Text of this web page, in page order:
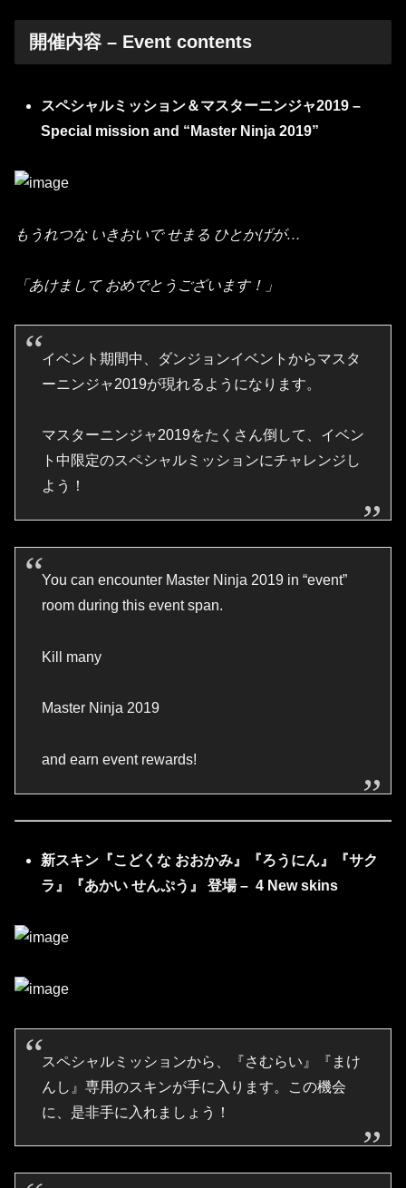
開催内容 – Event contents
スペシャルミッション＆マスターニンジャ2019 –
Special mission and “Master Ninja 2019”
もうれつな いきおいで せまる ひとかげが…
「あけまして おめでとうございます！」
イベント期間中、ダンジョンイベントからマスタ
ーニンジャ2019が現れるようになります。
マスターニンジャ2019をたくさん倒して、イベン
ト中限定のスペシャルミッションにチャレンジし
よう！
You can encounter Master Ninja 2019 in “event”
room during this event span.
Kill many
Master Ninja 2019
and earn event rewards!
新スキン『こどくな おおかみ』『ろうにん』『サク
ラ』『あかい せんぷう』 登場 – 4 New skins
スペシャルミッションから、『さむらい』『まけ
んし』専用のスキンが手に入ります。この機会
に、是非手に入れましょう！